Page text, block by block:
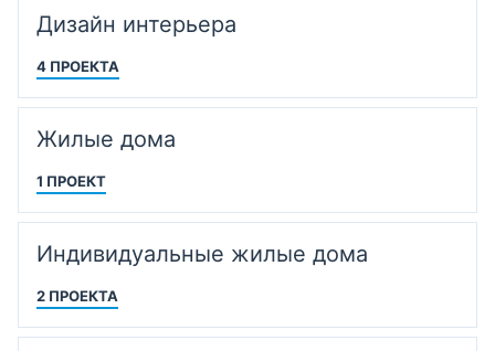
Дизайн интерьера
4 ПРОЕКТА
Жилые дома
1 ПРОЕКТ
Индивидуальные жилые дома
2 ПРОЕКТА